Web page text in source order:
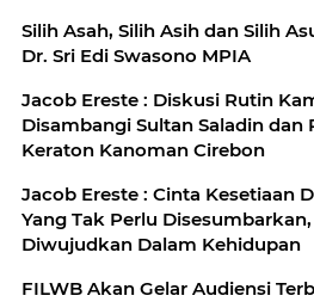
Silih Asah, Silih Asih dan Silih
Dr. Sri Edi Swasono MPIA
Jacob Ereste : Diskusi Rutin Kamis-Senin GMRI
Disambangi Sultan Saladin dan
Keraton Kanoman Cirebon
Jacob Ereste : Cinta Kesetiaan
Yang Tak Perlu
Diwujudkan Dalam Kehidupan
FILWB Akan Gelar Audiensi